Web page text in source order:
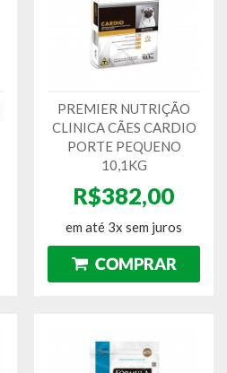
PREMIER NUTRIÇÃO
CLINICA CÃES CARDIO
PORTE PEQUENO
10,1KG
R$382,00
em até 3x sem juros